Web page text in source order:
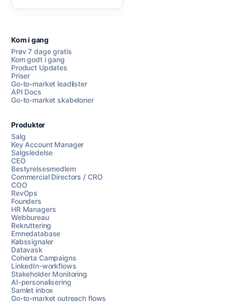
Kom i gang
Prøv 7 dage gratis
Kom godt i gang
Product Updates
Priser
Go-to-market leadlister
API Docs
Go-to-market skabeloner
Produkter
Salg
Key Account Manager
Salgsledelse
CEO
Bestyrelsesmedlem
Commercial Directors / CRO
COO
RevOps
Founders
HR Managers
Webbureau
Rekruttering
Emnedatabase
Købssignaler
Datavask
Coherta Campaigns
LinkedIn-workflows
Stakeholder Monitoring
AI-personalisering
Samlet inbox
Go-to-market outreach flows